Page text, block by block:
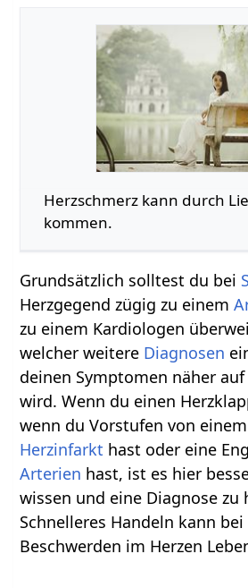
Herzschmerz kann durch
kommen.
Grundsätzlich solltest du bei
Herzgegend zügig zu einem
zu einem Kardiologen
welcher weitere Diagnosen
deinen Symptomen näher
wird. Wenn du einen
wenn du Vorstufen von
Herzinfarkt hast oder eine
Arterien hast, ist es hier
wissen und eine Diagnose zu
Schnelleres Handeln kann bei
Beschwerden im Herzen